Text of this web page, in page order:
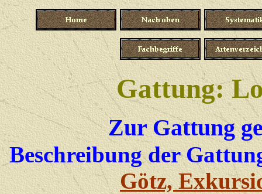
Gattung:
Zur Gattung
Beschreibung der
Götz,